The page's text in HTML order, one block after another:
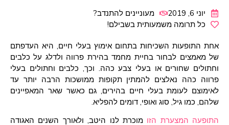
יוני 6, 2019
מעוניינים להתנדב?
כל תרומה משמעותית בשבילם!
אחת התופעות השכיחות בתחום אימוץ בעלי חיים, היא העדפתם
של מאמצים לבחור בחיית מחמד בהירת פרווה ולדלג על כלבים
וחתולים שחורים או בעלי צבע כהה. וכך, כלבים וחתולים בעלי
פרווה כהה נאלצים להמתין תקופות ממושכות הרבה יותר עד
לאימוצם לעומת בעלי חיים בהירים, גם כאשר שאר המאפיינים
שלהם, כמו גיל, סוג ואופי, דומים להפליא.
התופעה המצערת הזו מוכרת לנו היטב, ולאורך השנים האגודה